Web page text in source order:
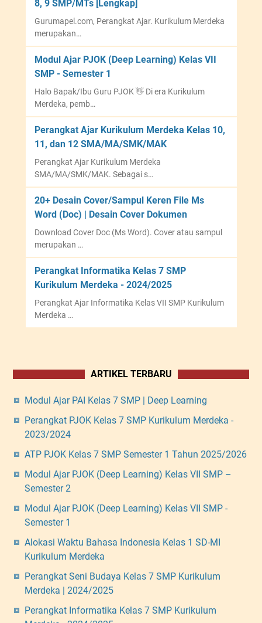
8, 9 SMP/MTs [Lengkap]
Gurumapel.com, Perangkat Ajar. Kurikulum Merdeka
merupakan…
Modul Ajar PJOK (Deep Learning) Kelas VII
SMP - Semester 1
Halo Bapak/Ibu Guru PJOK 👋 Di era Kurikulum
Merdeka, pemb…
Perangkat Ajar Kurikulum Merdeka Kelas 10,
11, dan 12 SMA/MA/SMK/MAK
Perangkat Ajar Kurikulum Merdeka
SMA/MA/SMK/MAK. Sebagai s…
20+ Desain Cover/Sampul Keren File Ms
Word (Doc) | Desain Cover Dokumen
Download Cover Doc (Ms Word). Cover atau sampul
merupakan …
Perangkat Informatika Kelas 7 SMP
Kurikulum Merdeka - 2024/2025
Perangkat Ajar Informatika Kelas VII SMP Kurikulum
Merdeka …
ARTIKEL TERBARU
Modul Ajar PAI Kelas 7 SMP | Deep Learning
Perangkat PJOK Kelas 7 SMP Kurikulum Merdeka -
2023/2024
ATP PJOK Kelas 7 SMP Semester 1 Tahun 2025/2026
Modul Ajar PJOK (Deep Learning) Kelas VII SMP –
Semester 2
Modul Ajar PJOK (Deep Learning) Kelas VII SMP -
Semester 1
Alokasi Waktu Bahasa Indonesia Kelas 1 SD-MI
Kurikulum Merdeka
Perangkat Seni Budaya Kelas 7 SMP Kurikulum
Merdeka | 2024/2025
Perangkat Informatika Kelas 7 SMP Kurikulum